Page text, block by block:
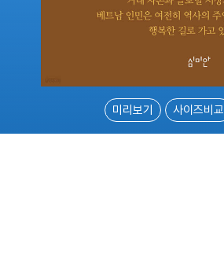
미리보기 사이즈비교